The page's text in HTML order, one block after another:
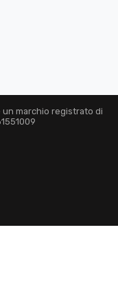
marchio registrato di